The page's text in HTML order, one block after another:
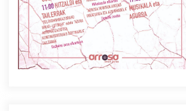
Arrosaren laburpen bideoa
Hamaika Telebistaren eskutik
2021/06/30